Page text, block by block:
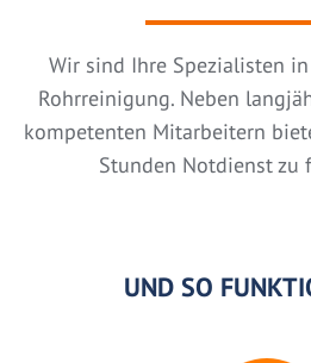
Wir sind Ihre Spezialisten
Rohrreinigung. Neben
kompetenten Mitarbeitern
Stunden Notdienst zu
UND SO